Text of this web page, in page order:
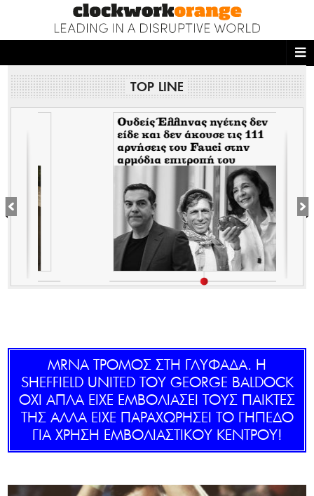
NEWS DESK
MAGAZINE
SOOZIE’S FRIENDS
CULTURE
TASTELAND
TOP LINE
Ουδείς Έλληνας ηγέτης δεν
είδε και δεν άκουσε τις 111
αρνήσεις του Fauci στην
αρμόδια επιτροπή του
MRNA ΤΡΟΜΟΣ ΣΤΗ ΓΛΥΦΑΔΑ. Η
SHEFFIELD UNITED ΤΟΥ GEORGE BALDOCK
ΟΧΙ ΑΠΛΑ ΕΙΧΕ ΕΜΒΟΛΙΑΣΕΙ ΤΟΥΣ ΠΑΙΚΤΕΣ
ΤΗΣ ΑΛΛΑ ΕΙΧΕ ΠΑΡΑΧΩΡΗΣΕΙ ΤΟ ΓΗΠΕΔΟ
ΓΙΑ ΧΡΗΣΗ ΕΜΒΟΛΙΑΣΤΙΚΟΥ ΚΕΝΤΡΟΥ!